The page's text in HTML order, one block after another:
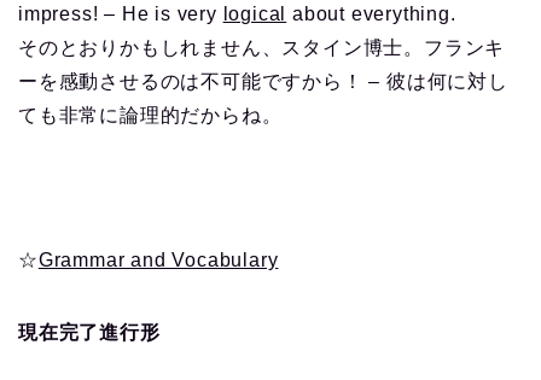
impress! – He is very logical
about everything.
そのとおりかもしれません、スタイン博士。フランキ
ーを感動させるのは不可能ですから！ – 彼は何に対し
ても非常に論理的だからね。
☆Grammar and Vocabulary
現在完了進行形